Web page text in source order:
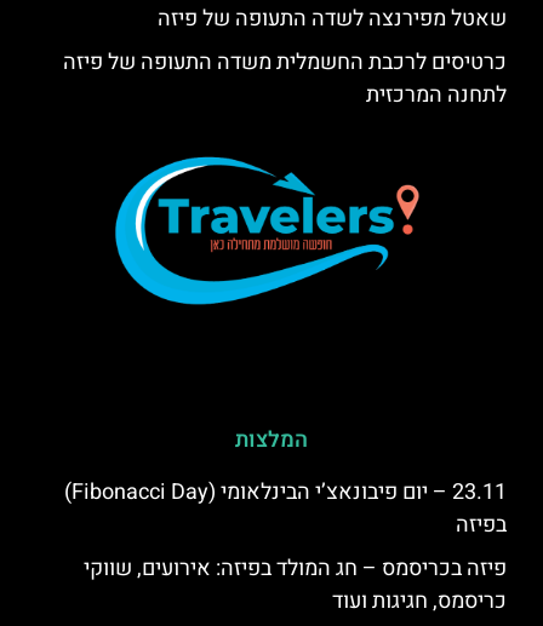
שאטל מפירנצה לשדה התעופה של פיזה
כרטיסים לרכבת החשמלית משדה התעופה של פיזה
לתחנה המרכזית
המלצות
23.11 – יום פיבונאצ’י הבינלאומי (Fibonacci Day)
בפיזה
פיזה בכריסמס – חג המולד בפיזה: אירועים, שווקי
כריסמס, חגיגות ועוד